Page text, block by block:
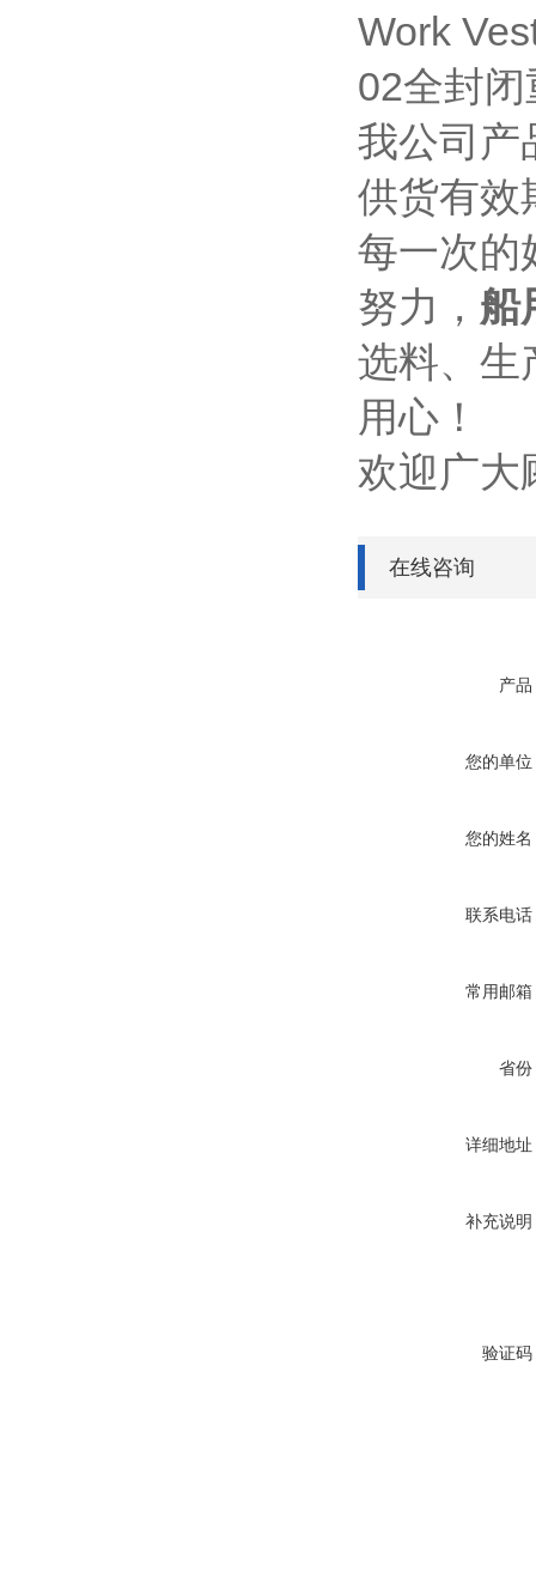
Work
02全封
我公司产
供货有效
每一次的
努力， 船
选料、生
用心！
欢迎广大
在线咨询
产品
您的单位
您的姓名
联系电话
常用邮箱
省份
详细地址
补充说明
验证码